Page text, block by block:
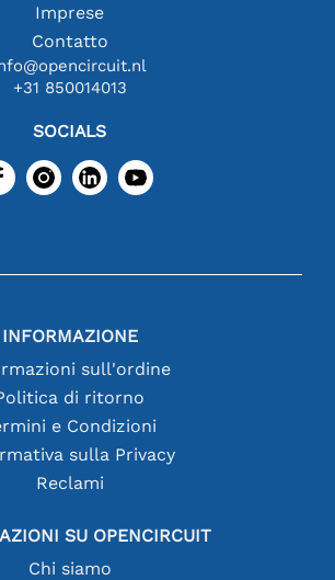
Imprese
Contatto
+31 850014013
SOCIALS
INFORMAZIONE
sull'ordine
di ritorno
e Condizioni
sulla Privacy
Reclami
SU OPENCIRCUIT
Chi siamo